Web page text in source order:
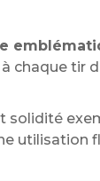
chaque tir
solidité
utilisation